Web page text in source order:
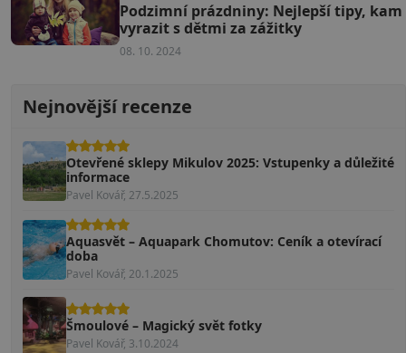
Podzimní prázdniny: Nejlepší tipy, kam
vyrazit s dětmi za zážitky
08. 10. 2024
Nejnovější recenze
Otevřené sklepy Mikulov 2025: Vstupenky a důležité
informace
Pavel Kovář, 27.5.2025
Aquasvět – Aquapark Chomutov: Ceník a otevírací
doba
Pavel Kovář, 20.1.2025
Šmoulové – Magický svět fotky
Pavel Kovář, 3.10.2024